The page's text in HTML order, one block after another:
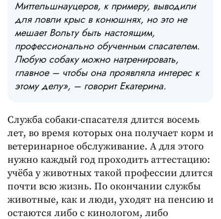
Миттельшнауцеров, к примеру, выводили
для ловли крыс в конюшнях, но это не
мешает Вольту быть настоящим,
профессионально обученным спасателем.
Любую собаку можно натренировать,
главное – чтобы она проявляла интерес к
этому делу», – говорит Екатерина.
Служба собаки-спасателя длится восемь
лет, во время которых она получает корм и
ветеринарное обслуживание. А для этого
нужно каждый год проходить аттестацию:
учёба у животных такой профессии длится
почти всю жизнь. По окончании службы
животные, как и люди, уходят на пенсию и
остаются либо с кинологом, либо